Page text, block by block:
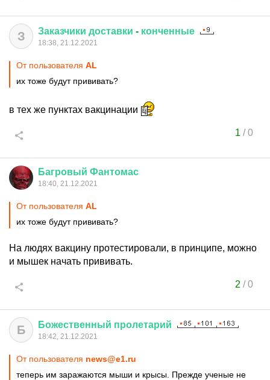
З Заказчики доставки - конченные
18:38, 21.12.2021
От пользователя АL
их тоже будут прививать?
в тех же пунктах вакцинации
1 /0
Багровый Фантомас
18:40, 21.12.2021
От пользователя АL
их тоже будут прививать?
На людях вакцину протестировали, в принципе, можно
и мышек начать прививать.
2 /0
Б Божественный пролетарий
18:42, 21.12.2021
От пользователя news@e1.ru
теперь им заражаются мыши и крысы. Прежде ученые не